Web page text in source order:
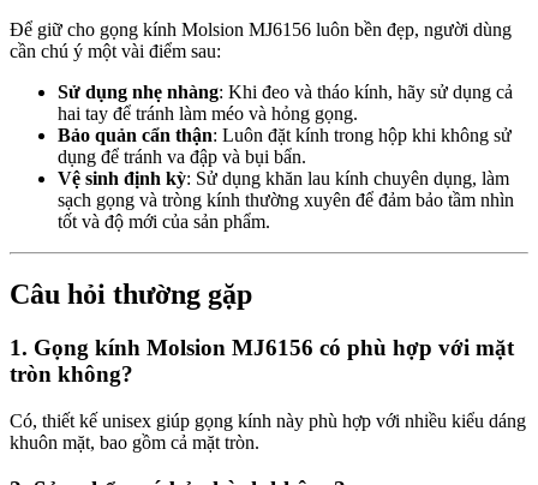
Để giữ cho gọng kính Molsion MJ6156 luôn bền đẹp, người dùng
cần chú ý một vài điểm sau:
Sử dụng nhẹ nhàng: Khi đeo và tháo kính, hãy sử dụng cả
hai tay để tránh làm méo và hỏng gọng.
Bảo quản cẩn thận: Luôn đặt kính trong hộp khi không sử
dụng để tránh va đập và bụi bẩn.
Vệ sinh định kỳ: Sử dụng khăn lau kính chuyên dụng, làm
sạch gọng và tròng kính thường xuyên để đảm bảo tầm nhìn
tốt và độ mới của sản phẩm.
Câu hỏi thường gặp
1. Gọng kính Molsion MJ6156 có phù hợp với mặt
tròn không?
Có, thiết kế unisex giúp gọng kính này phù hợp với nhiều kiểu dáng
khuôn mặt, bao gồm cả mặt tròn.